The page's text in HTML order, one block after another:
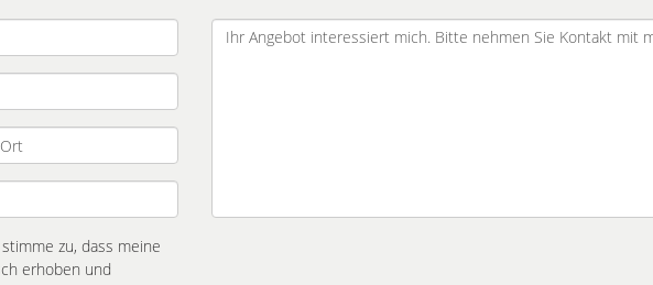
zu, dass meine
erhoben und